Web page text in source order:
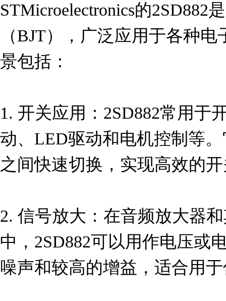
STMicroelectronics的2SD882
（BJT），广泛应用于各种
景包括：
1. 开关应用：2SD882常用于
动、LED驱动和电机控制等
之间快速切换，实现高效的
2. 信号放大：在音频放大器
中，2SD882可以用作电压或
噪声和较高的增益，适合用